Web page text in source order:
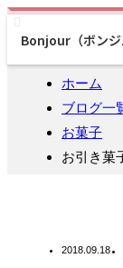
Bonjour（ボン
ホーム
ブログ一
お菓子
お引き菓
2018.09.18